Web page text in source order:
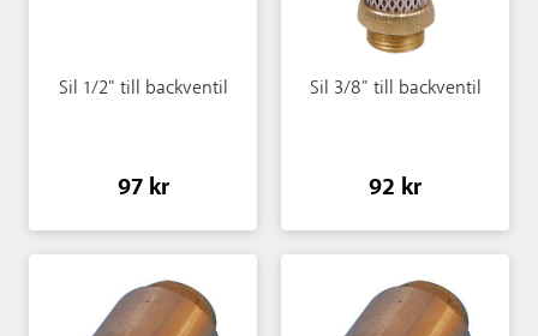
Sil 1/2" till backventil
97 kr
Sil 3/8" till backventil
92 kr